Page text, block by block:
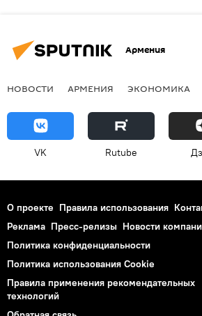
Армения
НОВОСТИ АРМЕНИЯ ЭКОНОМИКА
VK Rutube
О проекте Правила использования
Реклама Пресс-релизы Новости
Политика конфиденциальности
Политика использования Cookie
Правила применения рекомендательных
технологий